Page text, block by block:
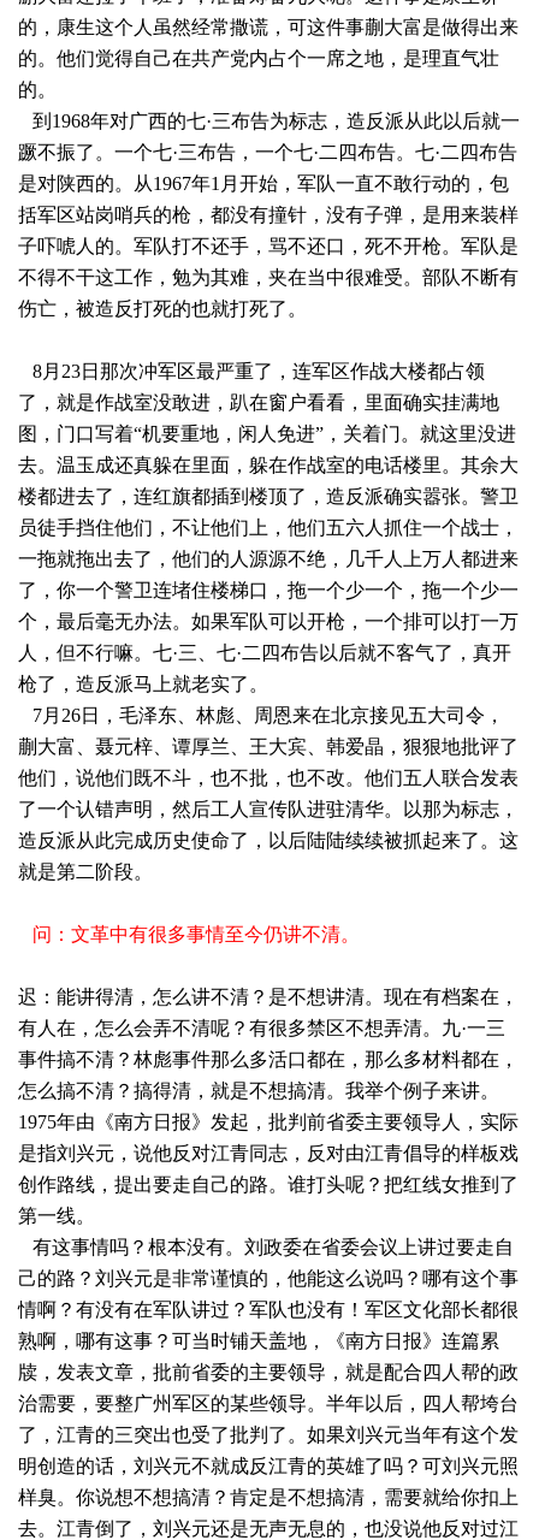
的，康生这个人虽然经常撒谎，可这件事蒯大富是做得出来
的。他们觉得自己在共产党内占个一席之地，是理直气壮
的。
到1968年对广西的七·三布告为标志，造反派从此以后就一
蹶不振了。一个七·三布告，一个七·二四布告。七·二四布告
是对陕西的。从1967年1月开始，军队一直不敢行动的，包
括军区站岗哨兵的枪，都没有撞针，没有子弹，是用来装样
子吓唬人的。军队打不还手，骂不还口，死不开枪。军队是
不得不干这工作，勉为其难，夹在当中很难受。部队不断有
伤亡，被造反打死的也就打死了。
8月23日 那次冲军区最严重了，连军区作战大楼都占领
了，就是作战室没敢进，趴在窗户看看，里面确实挂满地
图，门口写着“机要重地，闲人免进”，关着门。就这里没进
去。温玉成还真躲在里面，躲在作战室的电话楼里。其余大
楼都进去了，连红旗都插到楼顶了，造反派确实嚣张。警卫
员徒手挡住他们，不让他们上，他们五六人抓住一个战士，
一拖就拖出去了，他们的人源源不绝， 几千人上万人都进来
了，你一个警卫连堵住楼梯口，拖一个少一个，拖一个少一
个，最后毫无办法。如果军队可以开枪，一个排可以打一万
人，但不行嘛。七·三、七·二四布告以后就不客气了，真开
枪了，造反派马上就老实了。
7月26日
，毛泽东、林彪、周恩来在北京接见五大司令，
蒯大富、聂元梓、谭厚兰、王大宾、韩爱晶，狠狠地批评了
他们，说他们既不斗，也不批，也不改。他们五人联合发表
了一个认错声明，然后工人宣传队进驻清华。以那为标志，
造反派从此完成历史使命了，以后陆陆续续被抓起来了。这
就是第二阶段。
问：文革中有很多事情至今仍讲不清。
迟：能讲得清，怎么讲不清？是不想讲清。现在有档案在，
有人在，怎么会弄不清呢？有很多禁区不想弄清。九·一三
事件搞不清？林彪事件那么多活口都在，那么多材料都在，
怎么搞不清？搞得清，就是不想搞清。我举个例子来讲。
1975年由《南方日报》发起，批判前省委主要领导人，实际
是指刘兴元，说他反对江青同志，反对由江青倡导的样板戏
创作路线，提出要走自己的路。谁打头呢？把红线女推到了
第一线。
有这事情吗？根本没有。刘政委在省委会议上讲过要走自
己的路？刘兴元是非常谨慎的，他能这么说吗？哪有这个事
情啊？有没有在军队讲过？军队也没有！军区文化部长都很
熟啊，哪有这事？可当时铺天盖地，《南方日报》连篇累
牍，发表文章，批前省委的主要领导，就是配合四人帮的政
治需要，要整广州军区的某些领导。半年以后，四人帮垮台
了，江青的三突出也受了批判了。如果刘兴元当年有这个发
明创造的话，刘兴元不就成反江青的英雄了吗？可刘兴元照
样臭。你说想不想搞清？肯定是不想搞清，需要就给你扣上
去。江青倒了，刘兴元还是无声无息的，也没说他反对过江